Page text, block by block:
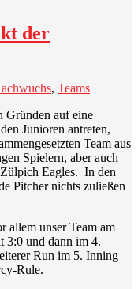
der
, Teams
Gründen auf eine
Junioren antreten,
Team aus
Spielern, aber auch
Eagles. In den
Pitcher nichts zuließen
allem unser Team am
3:0 und dann im 4.
Run im 5. Inning
Rule.